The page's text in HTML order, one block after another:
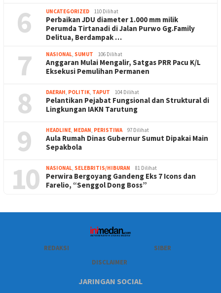
6 UNCATEGORIZED 110 Dilihat
Perbaikan JDU diameter 1.000 mm milik
Perumda Tirtanadi di Jalan Purwo Gg.Family
Delitua, Berdampak …
7 NASIONAL, SUMUT 106 Dilihat
Anggaran Mulai Mengalir, Satgas PRR Pacu K/L
Eksekusi Pemulihan Permanen
8 DAERAH, POLITIK, TAPUT 104 Dilihat
Pelantikan Pejabat Fungsional dan Struktural di
Lingkungan IAKN Tarutung
9 HEADLINE, MEDAN, PERISTIWA 97 Dilihat
Aula Rumah Dinas Gubernur Sumut Dipakai Main
Sepakbola
10 NASIONAL, SELEBRITIS/HIBURAN 81 Dilihat
Perwira Bergoyang Gandeng Eks 7 Icons dan
Farelio, “Senggol Dong Boss”
REDAKSI
SIBER
DISCLAIMER
JARINGAN SOCIAL